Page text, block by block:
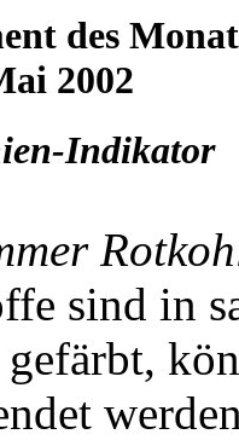
des
2002
Indikator
sind in